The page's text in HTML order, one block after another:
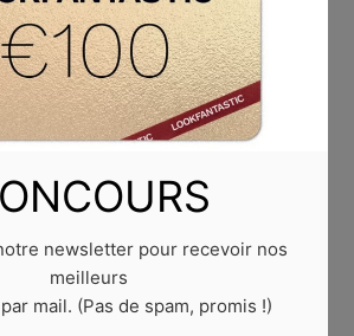
newsletter pour recevoir nos
meilleurs
mail. (Pas de spam, promis !)